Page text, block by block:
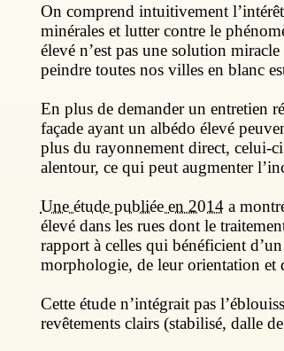
On comprend intuitivement
minérales et lutter contre le
élevé n’est pas une solution
peindre toutes nos villes en blanc
En plus de demander un entretien
façade ayant un albédo élevé
plus du rayonnement direct, celui-
alentour, ce qui peut augmenter
Une étude publiée en 2014a
élevé dans les rues dont le
rapport à celles qui bénéficient
morphologie, de leur orientation et
Cette étude n’intégrait pas
revêtements clairs (stabilisé, dalle